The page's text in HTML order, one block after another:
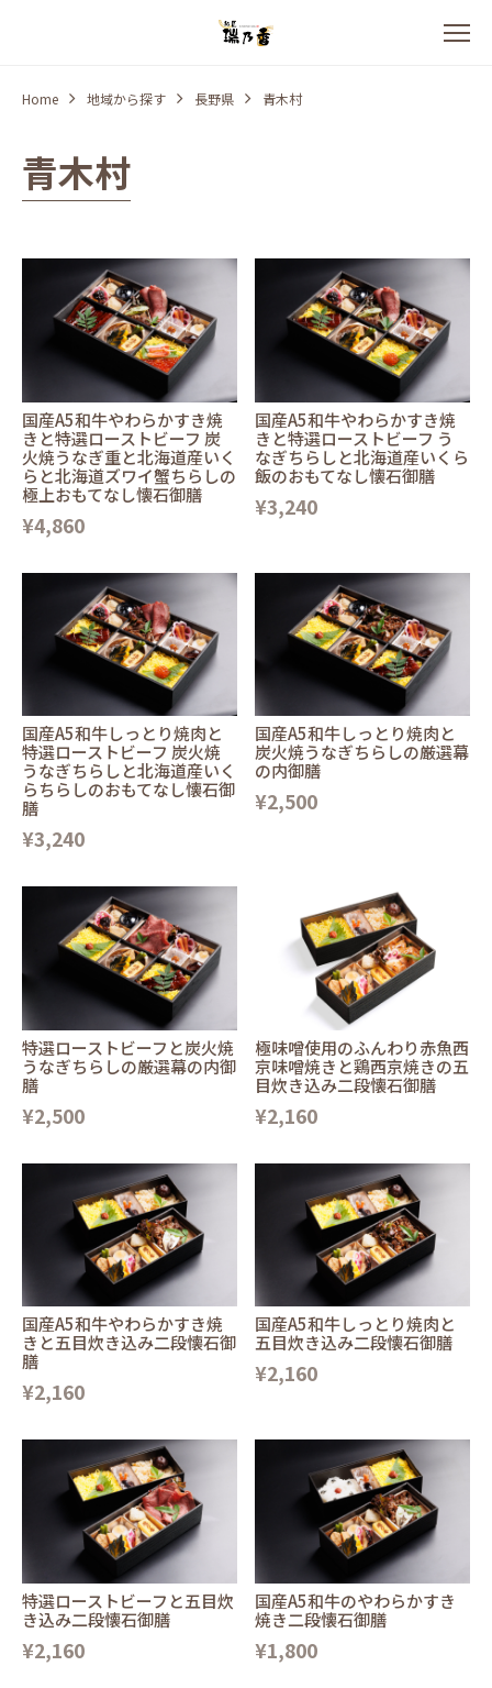
Home 地域から探す 長野県 青木村
青木村
国産A5和牛やわらかすき焼
きと特選ローストビーフ 炭
火焼うなぎ重と北海道産いく
らと北海道ズワイ蟹ちらしの
極上おもてなし懐石御膳
¥4,860
国産A5和牛やわらかすき焼
きと特選ローストビーフ う
なぎちらしと北海道産いくら
飯のおもてなし懐石御膳
¥3,240
国産A5和牛しっとり焼肉と
特選ローストビーフ 炭火焼
うなぎちらしと北海道産いく
らちらしのおもてなし懐石御
膳
¥3,240
国産A5和牛しっとり焼肉と
炭火焼うなぎちらしの厳選幕
の内御膳
¥2,500
特選ローストビーフと炭火焼
うなぎちらしの厳選幕の内御
膳
¥2,500
極味噌使用のふんわり赤魚西
京味噌焼きと鶏西京焼きの五
目炊き込み二段懐石御膳
¥2,160
国産A5和牛やわらかすき焼
きと五目炊き込み二段懐石御
膳
¥2,160
国産A5和牛しっとり焼肉と
五目炊き込み二段懐石御膳
¥2,160
特選ローストビーフと五目炊
き込み二段懐石御膳
¥2,160
国産A5和牛のやわらかすき
焼き二段懐石御膳
¥1,800